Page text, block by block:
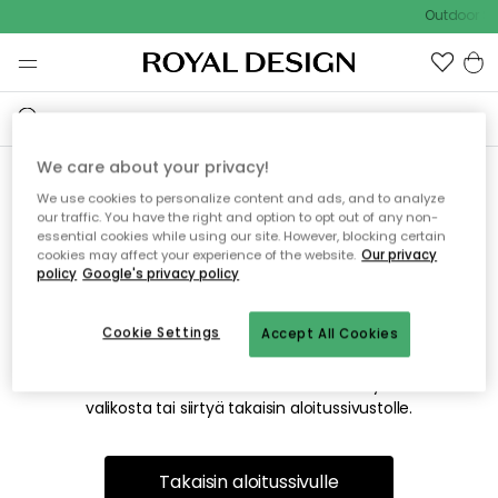
Outdoor
Emme valitettavasti löydä
etsimääsi sivua
Tämä voi johtua siitä, että sivua ei enää ole tai siitä, että se
on siirretty muualle. Pahoittelemme tästä mahdollisesti
valikosta tai siirtyä takaisin aloitussivustolle.
Takaisin aloitussivulle
We care about your privacy!
We use cookies to personalize content and ads, and to analyze
our traffic. You have the right and option to opt out of any non-
essential cookies while using our site. However, blocking certain
cookies may affect your experience of the website. Our privacy
policy Google's privacy policy
Accept All Cookies
Cookie Settings